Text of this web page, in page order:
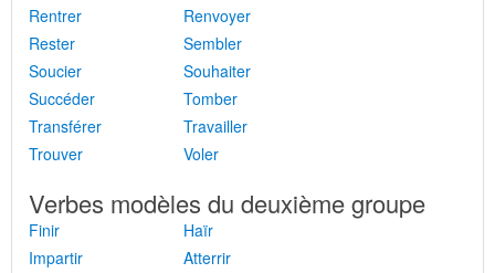
Rentrer
Renvoyer
Rester
Sembler
Soucier
Souhaiter
Succéder
Tomber
Transférer
Travailler
Trouver
Voler
Verbes modèles du deuxième groupe
Finir
Haïr
Impartir
Atterrir